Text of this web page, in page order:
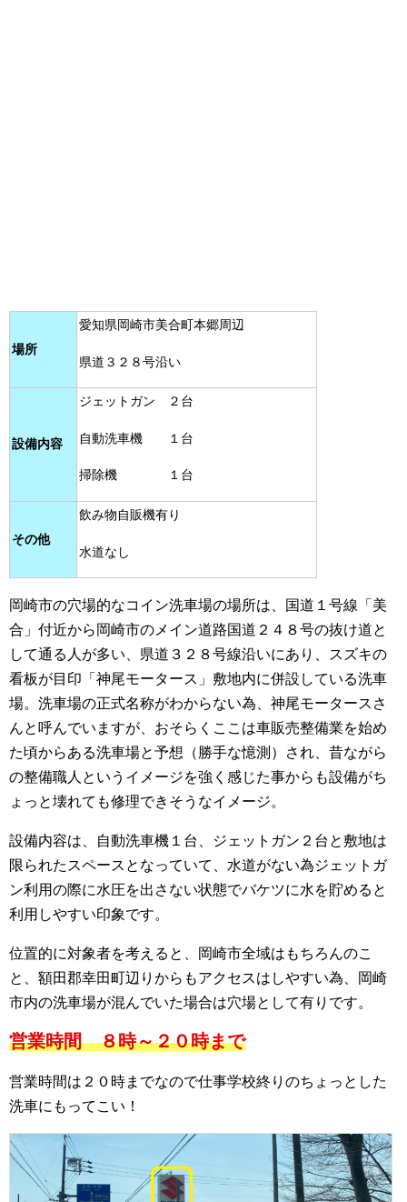
場所
愛知県岡崎市美合町本郷周辺
県道３２８号沿い
設備内容
ジェットガン ２台
自動洗車機 １台
掃除機 １台
その他
飲み物自販機有り
水道なし
岡崎市の穴場的なコイン洗車場の場所は、国道１号線「美
合」付近から岡崎市のメイン道路国道２４８号の抜け道と
して通る人が多い、県道３２８号線沿いにあり、スズキの
看板が目印「神尾モータース」敷地内に併設している洗車
場。洗車場の正式名称がわからない為、神尾モータースさ
んと呼んでいますが、おそらくここは車販売整備業を始め
た頃からある洗車場と予想（勝手な憶測）され、昔ながら
の整備職人というイメージを強く感じた事からも設備がち
ょっと壊れても修理できそうなイメージ。
設備内容は、自動洗車機１台、ジェットガン２台と敷地は
限られたスペースとなっていて、水道がない為ジェットガ
ン利用の際に水圧を出さない状態でバケツに水を貯めると
利用しやすい印象です。
位置的に対象者を考えると、岡崎市全域はもちろんのこ
と、額田郡幸田町辺りからもアクセスはしやすい為、岡崎
市内の洗車場が混んでいた場合は穴場として有りです。
営業時間 ８時～２０時まで
営業時間は２０時までなので仕事学校終りのちょっとした
洗車にもってこい！